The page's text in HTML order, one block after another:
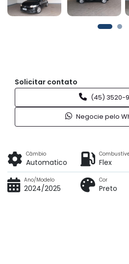
Solicitar contato
(45) 3520-
Negocie pelo
Câmbio
Automatico Flex
Ano/Modelo
2024/2025
Cor
Preto